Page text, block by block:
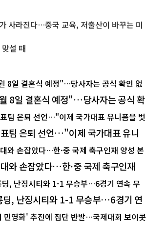
8일 결혼식 예정"…당사자는 공식 확
팀 은퇴 선언…"이제 국가대표 유니
와 손잡았다…한·중 국제 축구인재
딩, 난징시티와 1-1 무승부…6경기 연